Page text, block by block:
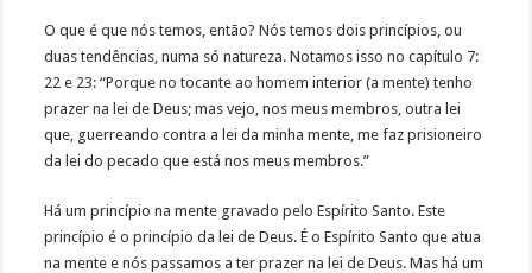
O que é que nós temos, então? Nós temos dois princípios, ou
duas tendências, numa só natureza. Notamos isso no capítulo 7:
22 e 23: “Porque no tocante ao homem interior (a mente) tenho
prazer na lei de Deus; mas vejo, nos meus membros, outra lei
que, guerreando contra a lei da minha mente, me faz prisioneiro
da lei do pecado que está nos meus membros.”
Há um princípio na mente gravado pelo Espírito Santo. Este
princípio é o princípio da lei de Deus. É o Espírito Santo que atua
na mente e nós passamos a ter prazer na lei de Deus. Mas há um